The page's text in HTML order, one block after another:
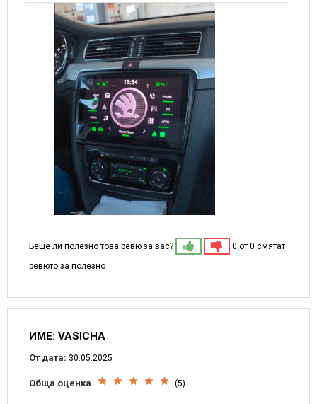
Беше ли полезно това ревю за вас?
0 от 0 смятат
ревюто за полезно
ИМЕ: VASICHA
От дата: 30.05.2025
Обща оценка (5)